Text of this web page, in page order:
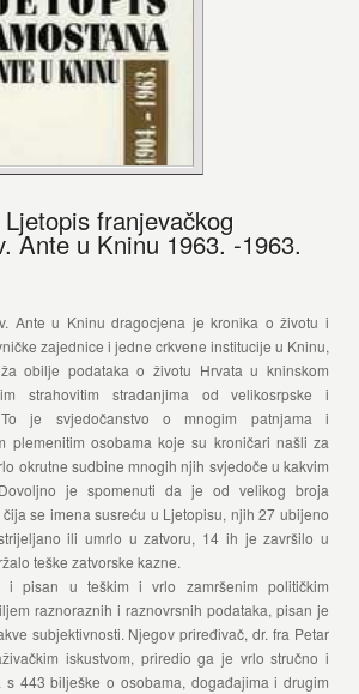
franjevačkog
Ante u Kninu 1963. -1963.
Ante u Kninu dragocjena je kronika o životu i
zajednice i jedne crkvene institucije u Kninu,
obilje podataka o životu Hrvata u kninskom
strahovitim stradanjima od velikosrpske i
je svjedočanstvo o mnogim patnjama i
plemenitim osobama koje su kroničari našli za
okrutne sudbine mnogih njih svjedoče u kakvim
je spomenuti da je od velikog broja
se imena susreću u Ljetopisu, njih 27 ubijeno
ili umrlo u zatvoru, 14 ih je završilo u
teške zatvorske kazne.
i pisan u teškim i vrlo zamršenim političkim
raznoraznih i raznovrsnih podataka, pisan je
subjektivnosti. Njegov priređivač, dr. fra Petar
iskustvom, priredio ga je vrlo stručno i
s 443 bilješke o osobama, događajima i drugim